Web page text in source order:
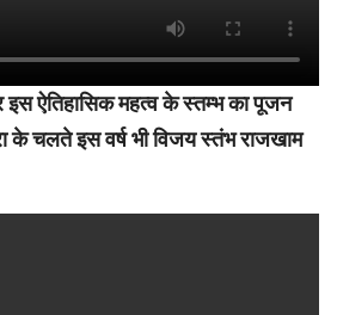
इस ऐतिहासिक महत्व के स्तम्भ का पूजन
के चलते इस वर्ष भी विजय स्तंभ राजखाम